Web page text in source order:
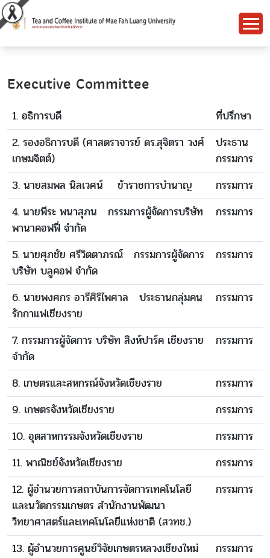
Executive Committee
1. อธิการบดี
ที่ปรึกษา
2. รองอธิการบดี (ศาสตราจารย์ ดร.สุจิตรา วงศ์
เกษมจิตต์)
ประธาน
กรรมการ
3. นายสมพล นิลเวศน์ ข้าราชการบำนาญ
กรรมการ
4. นายพีระ พนาสุภน กรรมการผู้จัดการบริษัท
พานาคอฟฟี่ จำกัด
กรรมการ
5. นายศุภชัย ศรีวิตตาภรณ์ กรรมการผู้จัดการ
บริษัท บลูคอฟ จำกัด
กรรมการ
6. นายพงศกร อารีศิริไพศาล ประธานกลุ่มคน
รักกาแฟเชียงราย
กรรมการ
7. กรรมการผู้จัดการ บริษัท สิงห์ปาร์ค เชียงราย
จำกัด
กรรมการ
8. เกษตรและสหกรณ์จังหวัดเชียงราย
กรรมการ
9. เกษตรจังหวัดเชียงราย
กรรมการ
10. อุตสาหกรรมจังหวัดเชียงราย
กรรมการ
11. พาณิชย์จังหวัดเชียงราย
กรรมการ
12. ผู้อำนวยการสถาบันการจัดการเทคโนโลยี
และนวัตกรรมเกษตร สำนักงานพัฒนา
วิทยาศาสตร์และเทคโนโลยีแห่งชาติ (สวทช.)
กรรมการ
13. ผู้อำนวยการศูนย์วิจัยเกษตรหลวงเชียงใหม่
กรรมการ